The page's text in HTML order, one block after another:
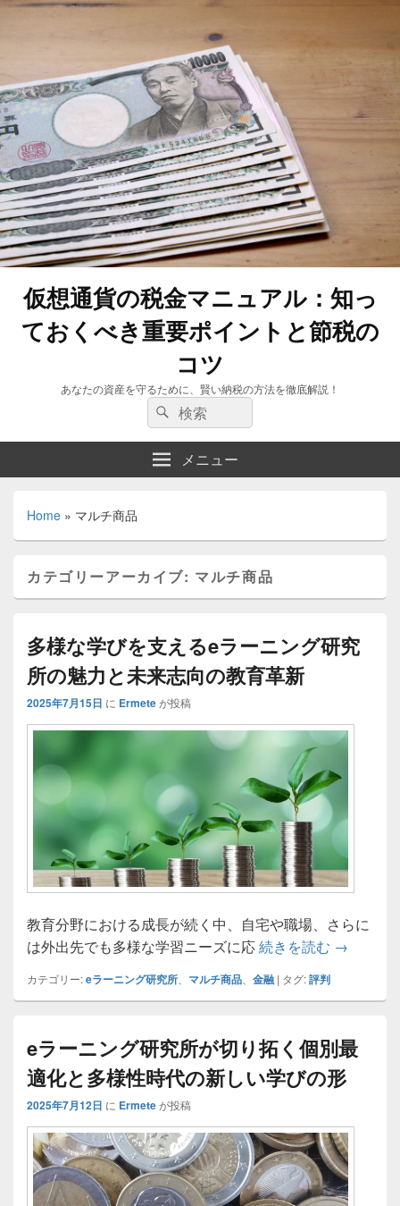
仮想通貨の税金マニュアル：知っ
ておくべき重要ポイントと節税の
コツ
あなたの資産を守るために、賢い納税の方法を徹底解説！
検
索:
検
索
メニュー
Home » マルチ商品
カテゴリーアーカイブ: マルチ商品
多様な学びを支えるeラーニング研究
所の魅力と未来志向の教育革新
2025年7月15日 に Ermeteが投稿
教育分野における成長が続く中、自宅や職場、さらに
は外出先でも多様な学習ニーズに応続きを読む 多様な学
→
カテゴリー:eラーニング研究所 マルチ商品 金融 | タグ:評判
eラーニング研究所が切り拓く個別最
適化と多様性時代の新しい学びの形
2025年7月12日 に Ermeteが投稿